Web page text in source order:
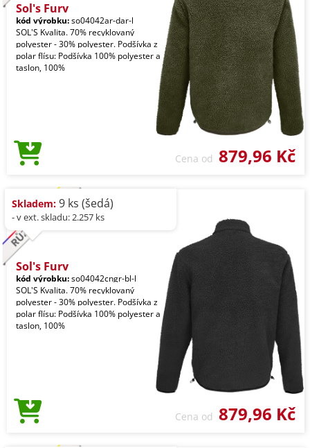
Sol's Fury
kód výrobku:so04042ar-dar-l
SOL'S Kvalita. 70% recyklovaný
polyester - 30% polyester. Podšívka z
polar flísu: Podšívka 100% polyester a
taslon, 100%
Cena od 879,96 Kč
Skladem: 9 ks (šedá)
- v ext. skladu: 2.257 ks
Sol's Fury
kód výrobku:so04042cngr-bl-l
SOL'S Kvalita. 70% recyklovaný
polyester - 30% polyester. Podšívka z
polar flísu: Podšívka 100% polyester a
taslon, 100%
Cena od 879,96 Kč